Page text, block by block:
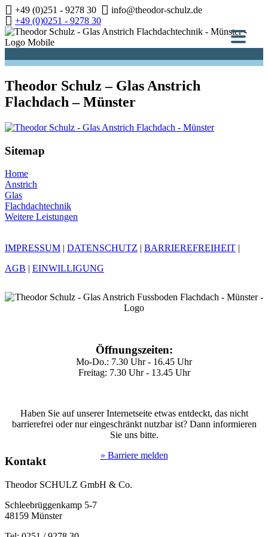
Zum
Inhalt
springen
+49 (0)251 - 9278 30
info@theodor-schulz.de
+49 (0)0251 - 9278 30
Theodor Schulz – Glas Anstrich
Flachdach – Münster
Sitemap
Home
Anstrich
Glas
Flachdachtechnik
Weitere Leistungen
IMPRESSUM | DATENSCHUTZ | BARRIEREFREIHEIT |
AGB | EINWILLIGUNG
Öffnungszeiten:
Mo-Do.: 7.30 Uhr - 16.45 Uhr
Freitag: 7.30 Uhr - 13.45 Uhr
Haben Sie auf unserer Internetseite etwas entdeckt, das nicht
barrierefrei oder nur eingeschränkt nutzbar ist? Dann informieren
Sie uns bitte.
» Barriere melden
Kontakt
Theodor SCHULZ GmbH & Co.
Schleebrüggenkamp 5-7
48159 Münster